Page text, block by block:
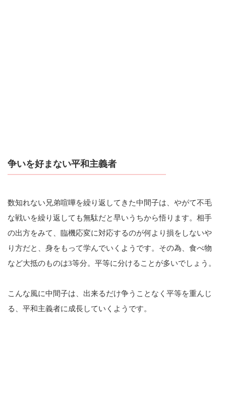
争いを好まない平和主義者
数知れない兄弟喧嘩を繰り返してきた中間子は、やがて不毛
な戦いを繰り返しても無駄だと早いうちから悟ります。相手
の出方をみて、臨機応変に対応するのが何より損をしないや
り方だと、身をもって学んでいくようです。その為、食べ物
など大抵のものは3等分。平等に分けることが多いでしょう。
こんな風に中間子は、出来るだけ争うことなく平等を重んじ
る、平和主義者に成長していくようです。